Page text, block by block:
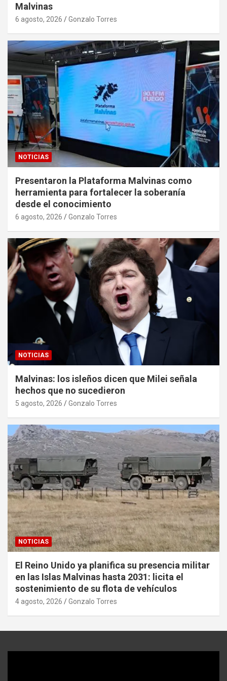
Malvinas
6 agosto, 2026 Gonzalo Torres
NOTICIAS
Presentaron la Plataforma Malvinas como
herramienta para fortalecer la soberanía
desde el conocimiento
6 agosto, 2026 Gonzalo Torres
NOTICIAS
Malvinas: los isleños dicen que Milei señala
hechos que no sucedieron
5 agosto, 2026 Gonzalo Torres
NOTICIAS
El Reino Unido ya planifica su presencia militar
en las Islas Malvinas hasta 2031: licita el
sostenimiento de su flota de vehículos
4 agosto, 2026 Gonzalo Torres